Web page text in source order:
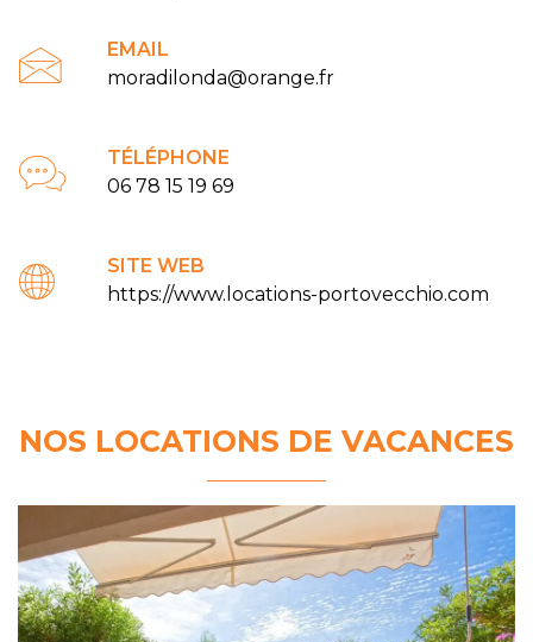
EMAIL
moradilonda@orange.fr
TÉLÉPHONE
06 78 15 19 69
SITE WEB
https://www.locations-portovecchio.com
NOS LOCATIONS DE VACANCES